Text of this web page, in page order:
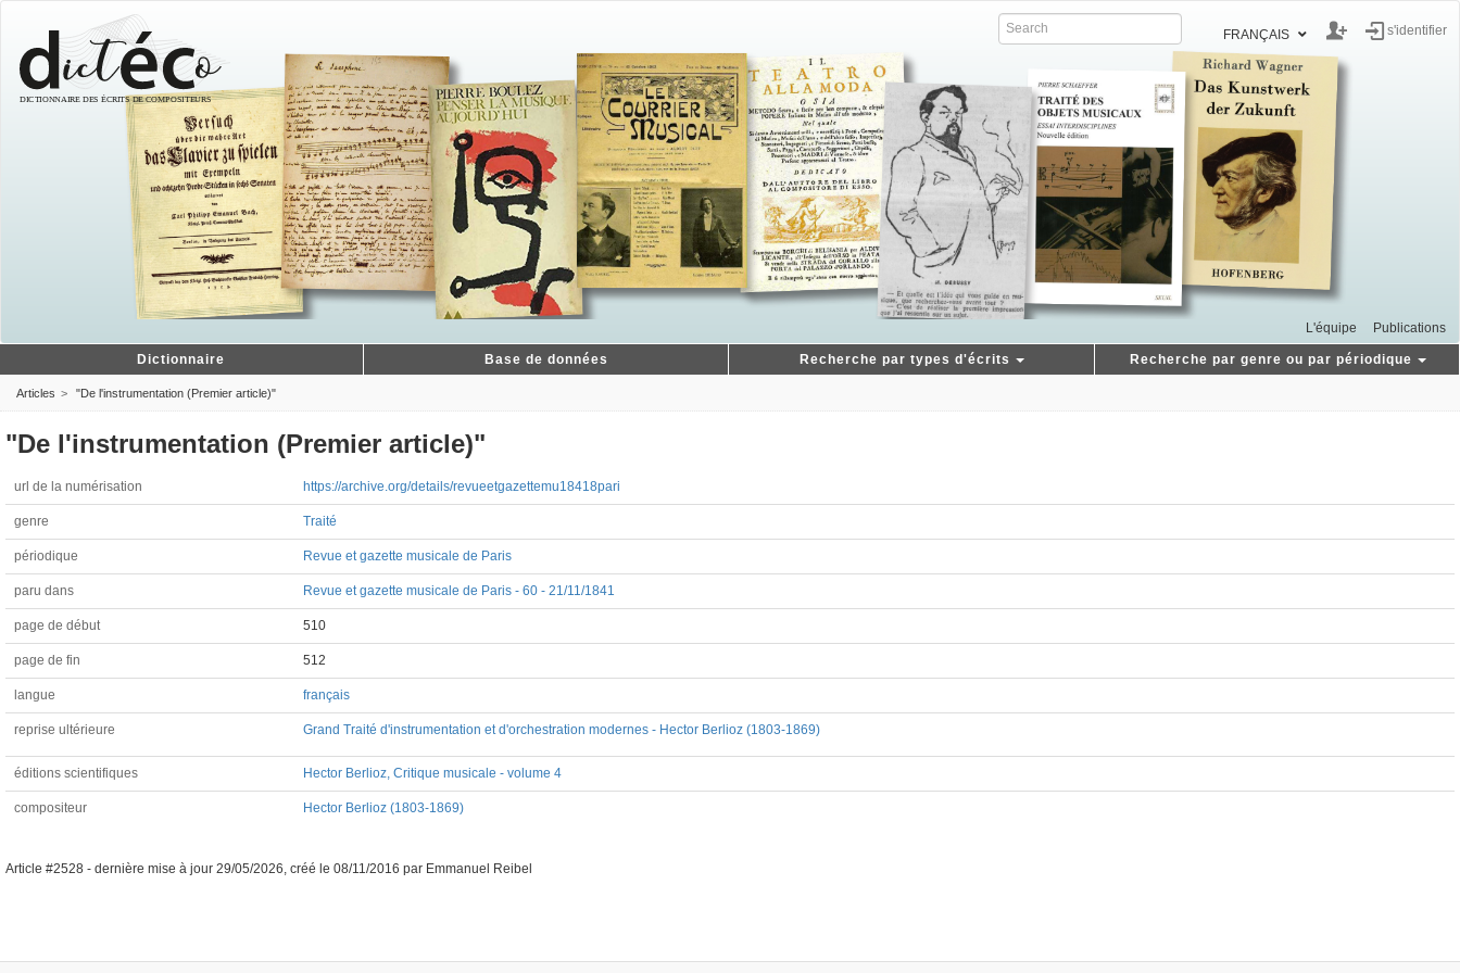
FRANÇAIS s'identifier
L'équipe Publications
Dictionnaire Base de données Recherche par types d'écrits Recherche par genre ou par périodique
Articles "De l'instrumentation (Premier article)"
"De l'instrumentation (Premier article)"
url de la numérisation https://archive.org/details/revueetgazettemu18418pari
genre Traité
périodique Revue et gazette musicale de Paris
paru dans Revue et gazette musicale de Paris - 60 - 21/11/1841
page de début 510
page de fin 512
langue français
reprise ultérieure Grand Traité d'instrumentation et d'orchestration modernes - Hector Berlioz (1803-1869)
éditions scientifiques Hector Berlioz, Critique musicale - volume 4
compositeur Hector Berlioz (1803-1869)
Article #2528 - dernière mise à jour 29/05/2026, créé le 08/11/2016 par Emmanuel Reibel